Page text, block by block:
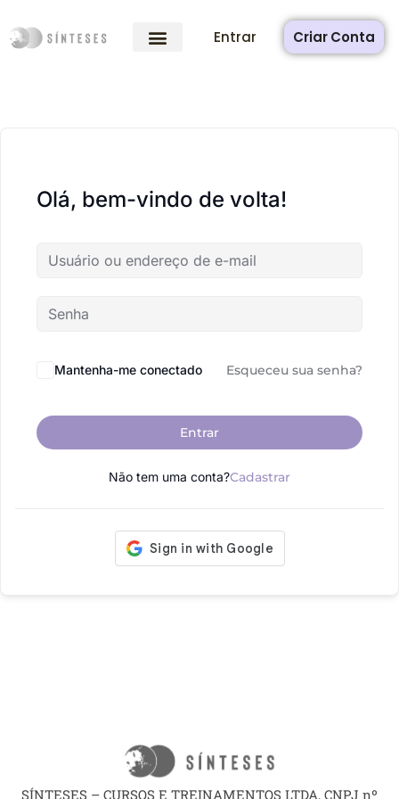
Entrar Criar Conta
Olá, bem-vindo de volta!
Mantenha-me conectado Esqueceu sua senha?
Entrar
Não tem uma conta?Cadastrar
SÍNTESES – CURSOS E TREINAMENTOS LTDA, CNPJ nº